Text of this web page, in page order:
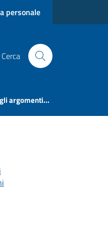
personale
Cerca
argomenti...